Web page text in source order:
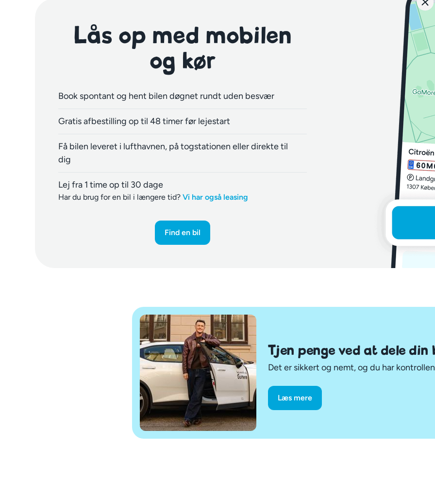
Lås op med mobilen
og kør
Book spontant og hent bilen døgnet rundt uden besvær
Gratis afbestilling op til 48 timer før lejestart
Få bilen leveret i lufthavnen, på togstationen eller direkte til
dig
Lej fra 1 time op til 30 dage
Har du brug for en bil i længere tid? Vi har også leasing
Find en bil
Tjen penge ved at dele din
Det er sikkert og nemt, og du har kontrollen
Læs mere